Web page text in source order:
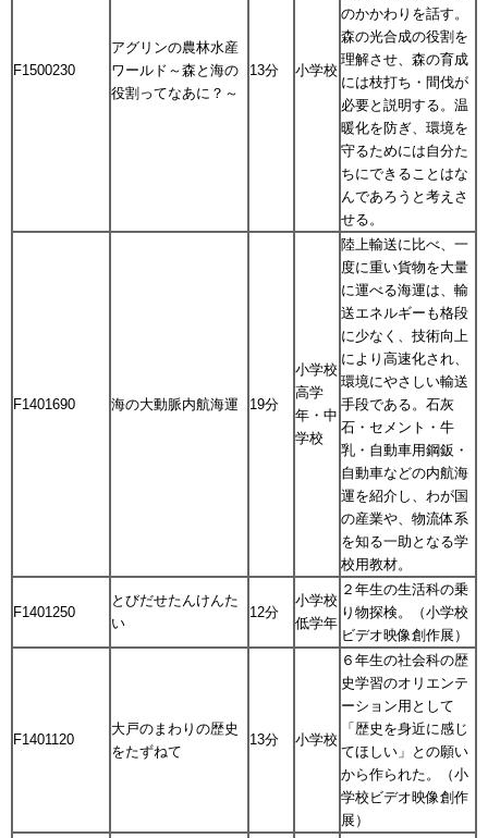
F1500230
アグリンの農林水産
ワールド～森と海の
役割ってなあに？～
13分 小学校
のかかわりを話す。
森の光合成の役割を
理解させ、森の育成
には枝打ち・間伐が
必要と説明する。温
暖化を防ぎ、環境を
守るためには自分た
ちにできることはな
んであろうと考えさ
せる。
F1401690 海の大動脈内航海運 19分
小学校
高学
年・中
学校
陸上輸送に比べ、一
度に重い貨物を大量
に運べる海運は、輸
送エネルギーも格段
に少なく、技術向上
により高速化され、
環境にやさしい輸送
手段である。石灰
石・セメント・牛
乳・自動車用鋼鈑・
自動車などの内航海
運を紹介し、わが国
の産業や、物流体系
を知る一助となる学
校用教材。
F1401250
とびだせたんけんた
い
12分
小学校
低学年
２年生の生活科の乗
り物探検。（小学校
ビデオ映像創作展）
F1401120
大戸のまわりの歴史
をたずねて
13分 小学校
６年生の社会科の歴
史学習のオリエンテ
ーション用として
「歴史を身近に感じ
てほしい」との願い
から作られた。（小
学校ビデオ映像創作
展）